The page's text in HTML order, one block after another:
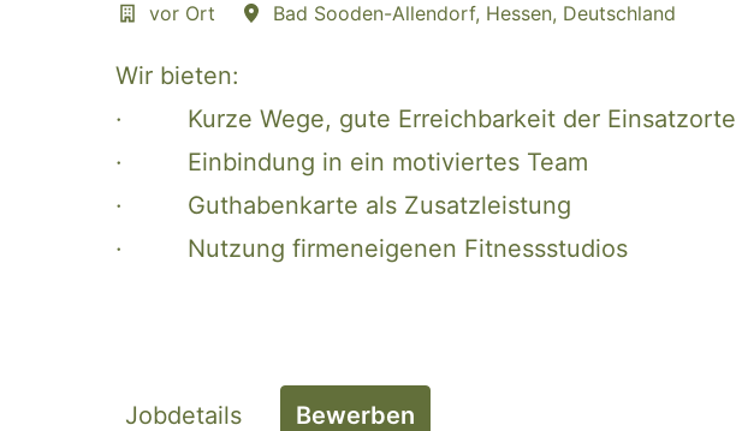
vor Ort Bad Sooden-Allendorf, Hessen, Deutschland
Wir bieten:
· Kurze Wege, gute Erreichbarkeit der Einsatzorte
· Einbindung in ein motiviertes Team
· Guthabenkarte als Zusatzleistung
· Nutzung firmeneigenen Fitnessstudios
Jobdetails Bewerben